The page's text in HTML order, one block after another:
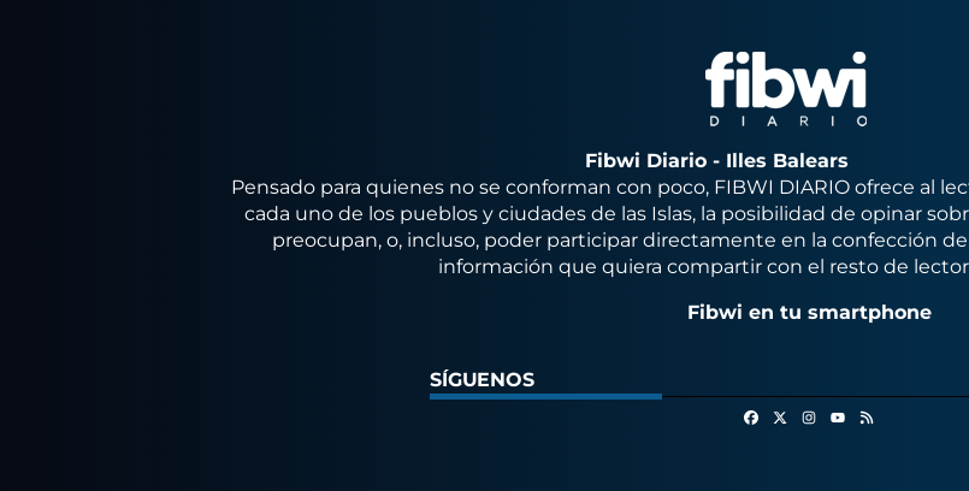
Fibwi Diario - Illes Balears
Pensado para quienes no se conforman con poco, FIBWI DIARIO ofrece al
cada uno de los pueblos y ciudades de las Islas, la posibilidad de opinar
preocupan, o, incluso, poder participar directamente en la confección
información que quiera compartir con el resto de
Fibwi en tu smartphone
SÍGUENOS
FacebookInstagram